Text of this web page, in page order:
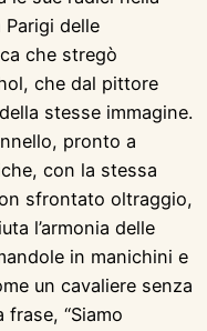
delle
che stregò
che dal pittore
stesse immagine.
pronto a
con la stessa
sfrontato oltraggio,
l’armonia delle
in manichini e
un cavaliere senza
“Siamo